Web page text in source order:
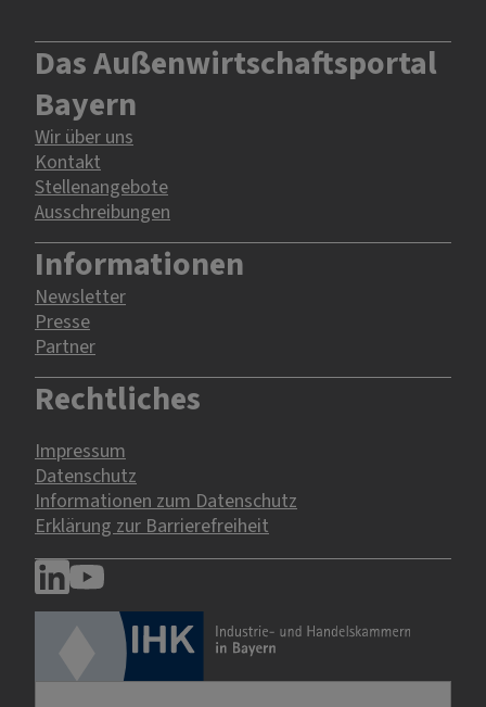
Das Außenwirtschaftsportal
Bayern
Wir über uns
Kontakt
Stellenangebote
Ausschreibungen
Informationen
Newsletter
Presse
Partner
Rechtliches
Impressum
Datenschutz
Informationen zum Datenschutz
Erklärung zur Barrierefreiheit